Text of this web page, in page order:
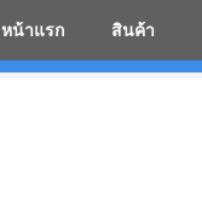
หน้าแรก สินค้า